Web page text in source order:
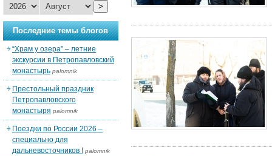
>
Последние темы блогов
“Храм у озера” – летние
экскурсии в Петропавловский
монастырь palomnik
Престольный праздник
Петропавловского
монастыря palomnik
Поездки по России 2026 –
специально для
дальневосточников ! palomnik